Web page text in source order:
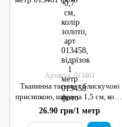
Артикул: 013461
Тканинна тасьма з блискучою
присипкою, ширина 1,5 см, колір
синій АВ, арт 013461, відрізок 1
метр
26.90 грн/1 метр